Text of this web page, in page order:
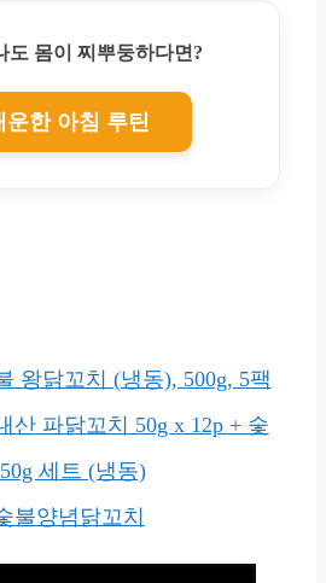
도 몸이 찌뿌둥하다면?
운한 아침 루틴
왕닭꼬치 (냉동), 500g, 5팩
산 파닭꼬치 50g x 12p + 숯
세트 (냉동)
불양념닭꼬치